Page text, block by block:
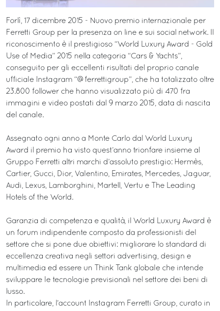
Forlì, 17 dicembre 2015 - Nuovo premio internazionale per
Ferretti Group per la presenza on line e sui social network. Il
riconoscimento è il prestigioso “World Luxury Award - Gold
Use of Media” 2015 nella categoria “Cars & Yachts”,
conseguito per gli eccellenti risultati del proprio canale
ufficiale Instagram “@ferrettigroup”, che ha totalizzato oltre
23.800 follower che hanno visualizzato più di 470 fra
immagini e video postati dal 9 marzo 2015, data di nascita
del canale.
Assegnato ogni anno a Monte Carlo dal World Luxury
Award il premio ha visto quest’anno trionfare insieme al
Gruppo Ferretti altri marchi d’assoluto prestigio: Hermès,
Cartier, Gucci, Dior, Valentino, Emirates, Mercedes, Jaguar,
Audi, Lexus, Lamborghini, Martell, Vertu e The Leading
Hotels of the World.
Garanzia di competenza e qualità, il World Luxury Award è
un forum indipendente composto da professionisti del
settore che si pone due obiettivi: migliorare lo standard di
eccellenza creativa negli settori advertising, design e
multimedia ed essere un Think Tank globale che intende
sviluppare le tecnologie previsionali nel settore dei beni di
lusso.
In particolare, l’account Instagram Ferretti Group, curato in